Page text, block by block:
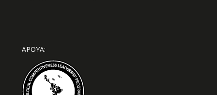
APOYA: